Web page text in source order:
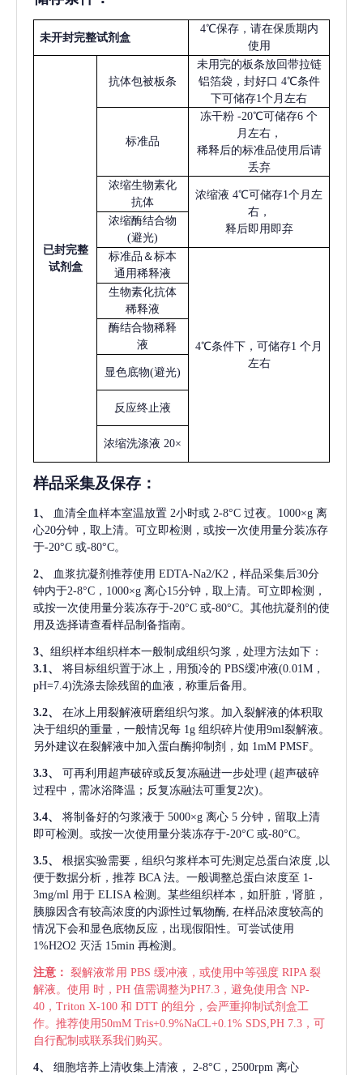
未开封完整试剂盒
4℃保存，请在保质期内
使用
已封完整
试剂盒
抗体包被板条
未用完的板条放回带拉链
铝箔袋，封好口 4℃条件
下可储存1个月左右
标准品
冻干粉 -20℃可储存6 个
月左右，
稀释后的标准品使用后请
丢弃
浓缩生物素化
抗体
浓缩液 4℃可储存1个月左
右，
释后即用即弃
浓缩酶结合物
(避光)
标准品＆标本
通用稀释液
4℃条件下，可储存1 个月
左右
生物素化抗体
稀释液
酶结合物稀释
液
显色底物(避光)
反应终止液
浓缩洗涤液 20×
样品采集及保存 ：
1、 血清全血样本室温放置 2小时或 2-8°C 过夜。1000×g 离
心20分钟，取上清。可立即检测，或按一次使用量分装冻存
于-20°C 或-80°C。
2、 血浆抗凝剂推荐使用 EDTA-Na2/K2，样品采集后30分
钟内于2-8°C，1000×g 离心15分钟，取上清。可立即检测，
或按一次使用量分装冻存于-20°C 或-80°C。其他抗凝剂的使
用及选择请查看样品制备指南。
3、 组织样本组织样本一般制成组织匀浆，处理方法如下：
3.1、
将目标组织置于冰上，用预冷的 PBS缓冲液(0.01M，
pH=7.4)洗涤去除残留的血液，称重后备用。
3.2、
在冰上用裂解液研磨组织匀浆。加入裂解液的体积取
决于组织的重量，一般情况每 1g 组织碎片使用9ml裂解液。
另外建议在裂解液中加入蛋白酶抑制剂，如 1mM PMSF。
3.3、 可再利用超声破碎或反复冻融进一步处理 (超声破碎
过程中，需冰浴降温；反复冻融法可重复2次)。
3.4、 将制备好的匀浆液于 5000×g 离心 5 分钟，留取上清
即可检测。或按一次使用量分装冻存于-20°C 或-80°C。
3.5、 根据实验需要，组织匀浆样本可先测定总蛋白浓度 ,以
便于数据分析，推荐 BCA 法。一般调整总蛋白浓度至 1-
3mg/ml 用于 ELISA 检测。某些组织样本，如肝脏，肾脏，
胰腺因含有较高浓度的内源性过氧物酶, 在样品浓度较高的
情况下会和显色底物反应，出现假阳性。可尝试使用
1%H2O2 灭活 15min 再检测。
注意： 裂解液常用 PBS 缓冲液，或使用中等强度 RIPA 裂
解液。使用 时，PH 值需调整为PH7.3，避免使用含 NP-
40，Triton X-100 和 DTT 的组分，会严重抑制试剂盒工
作。推荐使用50mM Tris+0.9%NaCL+0.1% SDS,PH 7.3，可
自行配制或联系我们购买。
4、 细胞培养上清收集上清液，
2-8°C，2500rpm 离心